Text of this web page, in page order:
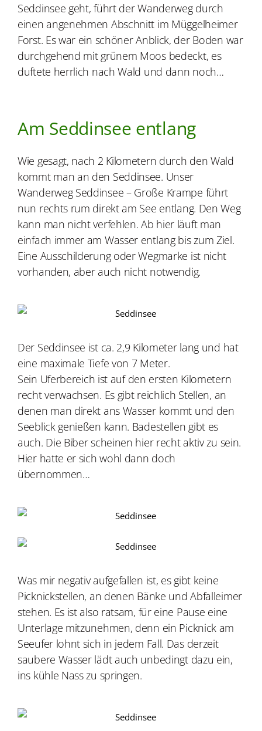
Seddinsee geht, führt der Wanderweg durch
einen angenehmen Abschnitt im Müggelheimer
Forst. Es war ein schöner Anblick, der Boden war
durchgehend mit grünem Moos bedeckt, es
duftete herrlich nach Wald und dann noch…
Am Seddinsee entlang
Wie gesagt, nach 2 Kilometern durch den Wald
kommt man an den Seddinsee. Unser
Wanderweg Seddinsee – Große Krampe führt
nun rechts rum direkt am See entlang. Den Weg
kann man nicht verfehlen. Ab hier läuft man
einfach immer am Wasser entlang bis zum Ziel.
Eine Ausschilderung oder Wegmarke ist nicht
vorhanden, aber auch nicht notwendig.
Der Seddinsee ist ca. 2,9 Kilometer lang und hat
eine maximale Tiefe von 7 Meter.
Sein Uferbereich ist auf den ersten Kilometern
recht verwachsen. Es gibt reichlich Stellen, an
denen man direkt ans Wasser kommt und den
Seeblick genießen kann. Badestellen gibt es
auch. Die Biber scheinen hier recht aktiv zu sein.
Hier hatte er sich wohl dann doch
übernommen…
Was mir negativ aufgefallen ist, es gibt keine
Picknickstellen, an denen Bänke und Abfalleimer
stehen. Es ist also ratsam, für eine Pause eine
Unterlage mitzunehmen, denn ein Picknick am
Seeufer lohnt sich in jedem Fall. Das derzeit
saubere Wasser lädt auch unbedingt dazu ein,
ins kühle Nass zu springen.